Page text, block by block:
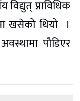
विद्युत् प्राविधिक
खसेको थियो ।
पौडिएर